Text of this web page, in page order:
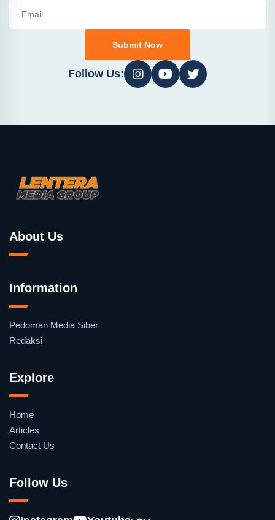
Submit Now
Follow Us:
About Us
Information
Pedoman Media Siber
Redaksi
Explore
Home
Articles
Contact Us
Follow Us